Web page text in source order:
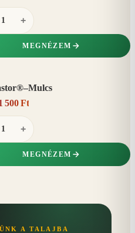
+
MEGNÉZEM
500 Ft
+
MEGNÉZEM
A TALAJBA